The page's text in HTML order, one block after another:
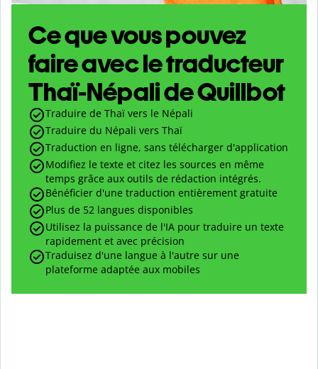
Ce que vous pouvez
faire avec le traducteur
Thaï-Népali de Quillbot
Traduire de Thaï vers le Népali
Traduire du Népali vers Thaï
Traduction en ligne, sans télécharger d'application
Modifiez le texte et citez les sources en même
temps grâce aux outils de rédaction intégrés.
Bénéficier d'une traduction entièrement gratuite
Plus de 52 langues disponibles
Utilisez la puissance de l'IA pour traduire un texte
rapidement et avec précision
Traduisez d'une langue à l'autre sur une
plateforme adaptée aux mobiles